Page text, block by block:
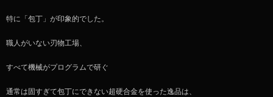
特に「包丁」が印象的でした。
職人がいない刃物工場、
すべて機械がプログラムで研ぐ
通常は固すぎて包丁にできない超硬合金を使った逸品は、